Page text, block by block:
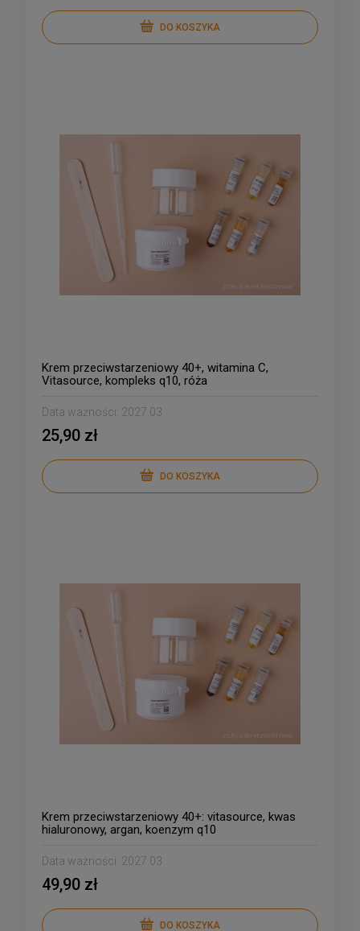
DO KOSZYKA
Krem przeciwstarzeniowy 40+, witamina C,
Vitasource, kompleks q10, róża
Data ważności: 2027.03
25,90 zł
DO KOSZYKA
Krem przeciwstarzeniowy 40+: vitasource, kwas
hialuronowy, argan, koenzym q10
Data ważności: 2027.03
49,90 zł
DO KOSZYKA